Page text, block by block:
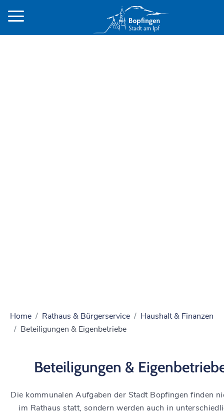
Home Rathaus & Bürgerservice
Haushalt & Finanzen
Beteiligungen & Eigenbetriebe
Beteiligungen &
Die kommunalen Aufgaben der Stadt Bopfingen finden
im Rathaus statt, sondern werden auch in